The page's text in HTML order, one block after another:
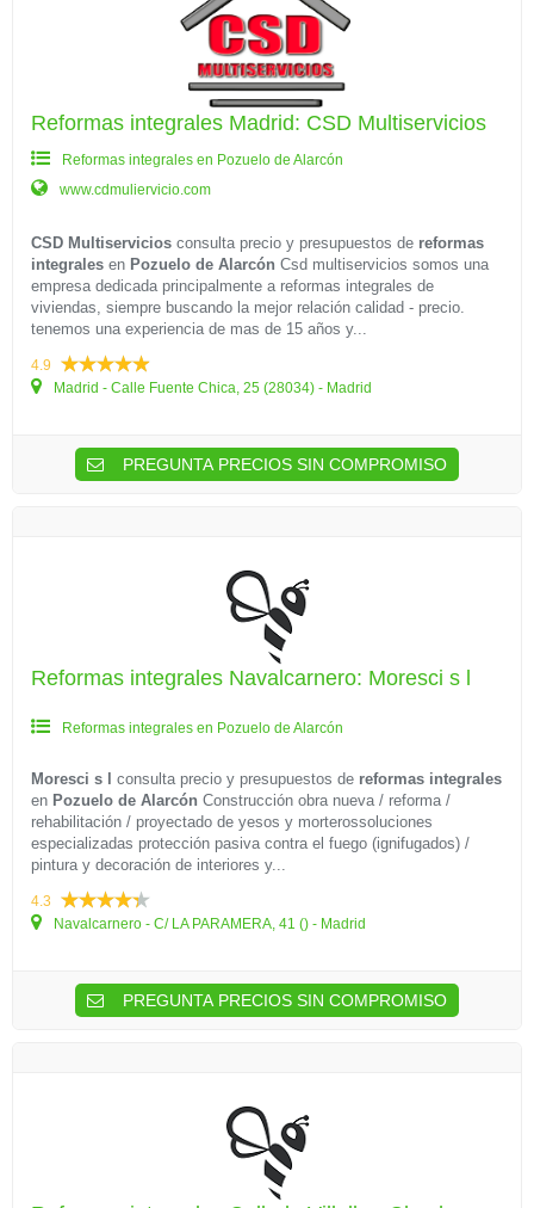
Reformas integrales Madrid: CSD Multiservicios
Reformas integrales en Pozuelo de Alarcón
www.cdmuliervicio.com
CSD Multiservicios consulta precio y presupuestos de reformas
integrales en Pozuelo de Alarcón Csd multiservicios somos una
empresa dedicada principalmente a reformas integrales de
viviendas, siempre buscando la mejor relación calidad - precio.
tenemos una experiencia de mas de 15 años y...
4.9
Madrid - Calle Fuente Chica, 25 (28034) - Madrid
PREGUNTA PRECIOS SIN COMPROMISO
Reformas integrales Navalcarnero: Moresci s l
Reformas integrales en Pozuelo de Alarcón
Moresci s l consulta precio y presupuestos de reformas integrales
en Pozuelo de Alarcón Construcción obra nueva / reforma /
rehabilitación / proyectado de yesos y morterossoluciones
especializadas protección pasiva contra el fuego (ignifugados) /
pintura y decoración de interiores y...
4.3
Navalcarnero - C/ LA PARAMERA, 41 () - Madrid
PREGUNTA PRECIOS SIN COMPROMISO